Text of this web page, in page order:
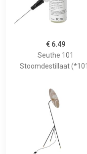
€ 6.49
Seuthe 101
Stoomdestillaat